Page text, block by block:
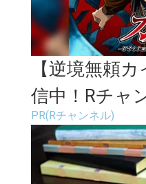
【逆境無頼
信中！Rチャ
録不要！
PR(Rチャンネル)